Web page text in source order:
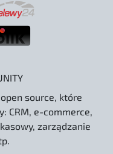
source, które
CRM, e-commerce,
zarządzanie